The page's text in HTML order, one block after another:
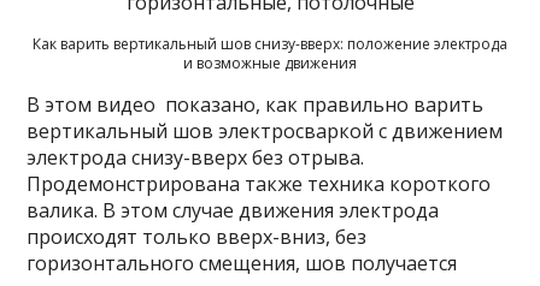
Как варить вертикальный шов снизу-вверх: положение электрода
и возможные движения
В этом видео показано, как правильно варить
вертикальный шов электросваркой с движением
электрода снизу-вверх без отрыва.
Продемонстрирована также техника короткого
валика. В этом случае движения электрода
происходят только вверх-вниз, без
горизонтального смещения, шов получается